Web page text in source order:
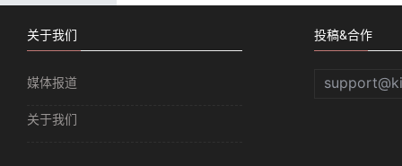
关于我们
媒体报道
关于我们
投稿&合作